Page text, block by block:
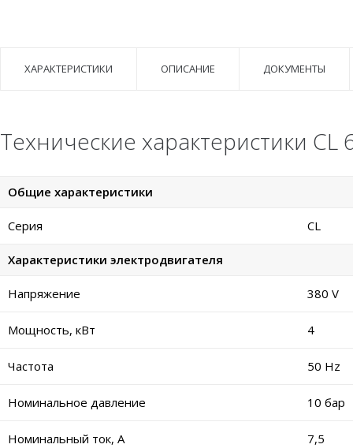
ХАРАКТЕРИСТИКИ ОПИСАНИЕ ДОКУМЕНТЫ
Технические характеристики CL
Общие характеристики
Серия CL
Характеристики электродвигателя
Напряжение 380 V
Мощность, кВт 4
Частота 50 Hz
Номинальное давление 10 бар
Номинальный ток, А 7,5